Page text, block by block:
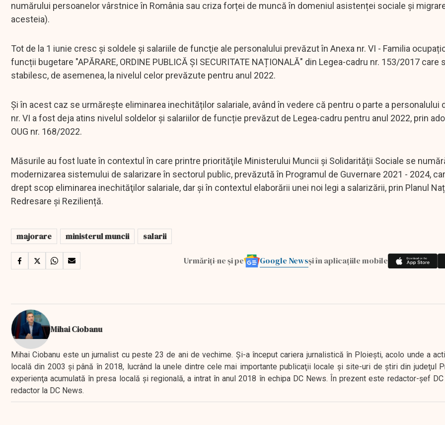
numărului persoanelor vârstnice în România sau criza forței de muncă în domeniul asistenței sociale și
acesteia).
Tot de la 1 iunie cresc și soldele și salariile de funcţie ale personalului prevăzut în Anexa nr. VI - Familia
funcții bugetare "APĂRARE, ORDINE PUBLICĂ ȘI SECURITATE NAȚIONALĂ" din Legea-cadru nr. 153/2017 care
stabilesc, de asemenea, la nivelul celor prevăzute pentru anul 2022.
Și în acest caz se urmărește eliminarea inechităților salariale, având în vedere că pentru o parte a personalului
nr. VI a fost deja atins nivelul soldelor și salariilor de funcție prevăzut de Legea-cadru pentru anul 2022, prin
OUG nr. 168/2022.
Măsurile au fost luate în contextul în care printre priorităţile Ministerului Muncii şi Solidarităţii Sociale se
modernizarea sistemului de salarizare în sectorul public, prevăzută în Programul de Guvernare 2021 - 2024,
drept scop eliminarea inechităţilor salariale, dar și în contextul elaborării unei noi legi a salarizării, prin Planul
Redresare și Reziliență.
majorare ministerul muncii salarii
Urmăriți-ne și pe Google Newsși în aplicațiile mobile
Mihai Ciobanu
Mihai Ciobanu este un jurnalist cu peste 23 de ani de vechime. Şi-a început cariera jurnalistică în Ploieşti, acolo unde a
locală din 2003 şi până în 2018, lucrând la unele dintre cele mai importante publicaţii locale şi site-uri de ştiri din judeţul
experienţa acumulată în presa locală şi regională, a intrat în anul 2018 în echipa DC News. În prezent este redactor-şef
redactor la DC News.